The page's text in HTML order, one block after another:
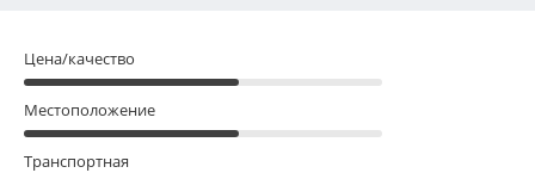
Цена/качество
Местоположение
Транспортная